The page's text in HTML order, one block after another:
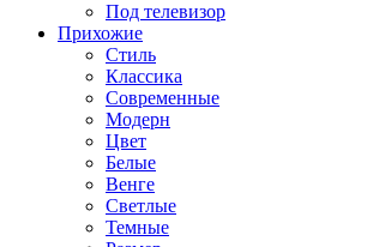
Под телевизор
Прихожие
Стиль
Классика
Современные
Модерн
Цвет
Белые
Венге
Светлые
Темные